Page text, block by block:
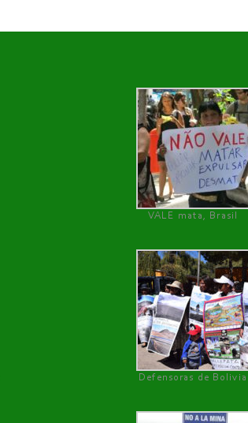
VALE mata, Brasil
Defensoras de Bolivia